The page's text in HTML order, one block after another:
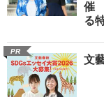
催
る
PR
文